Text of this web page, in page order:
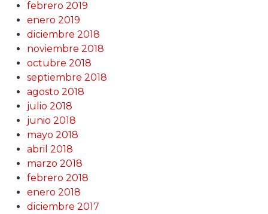
febrero 2019
enero 2019
diciembre 2018
noviembre 2018
octubre 2018
septiembre 2018
agosto 2018
julio 2018
junio 2018
mayo 2018
abril 2018
marzo 2018
febrero 2018
enero 2018
diciembre 2017